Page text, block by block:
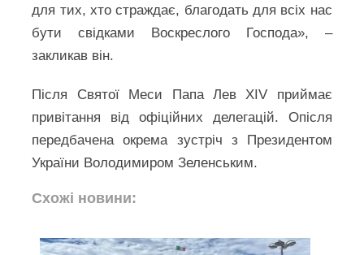
для тих, хто страждає, благодать для всіх нас
бути свідками Воскреслого Господа», –
закликав він.
Після Святої Меси Папа Лев XIV приймає
привітання від офіційних делегацій. Опісля
передбачена окрема зустріч з Президентом
України Володимиром Зеленським.
Схожі новини: